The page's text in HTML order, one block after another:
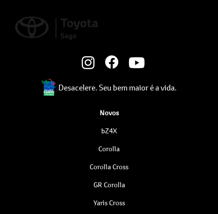
Desacelere. Seu bem maior é a vida.
Novos
bZ4X
Corolla
Corolla Cross
GR Corolla
Yaris Cross